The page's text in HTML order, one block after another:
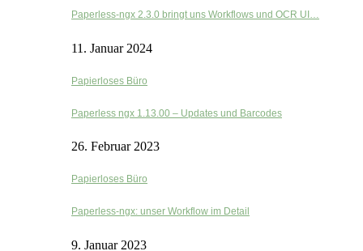
Paperless-ngx 2.3.0 bringt uns Workflows und OCR UI…
11. Januar 2024
Papierloses Büro
Paperless ngx 1.13.00 – Updates und Barcodes
26. Februar 2023
Papierloses Büro
Paperless-ngx: unser Workflow im Detail
9. Januar 2023